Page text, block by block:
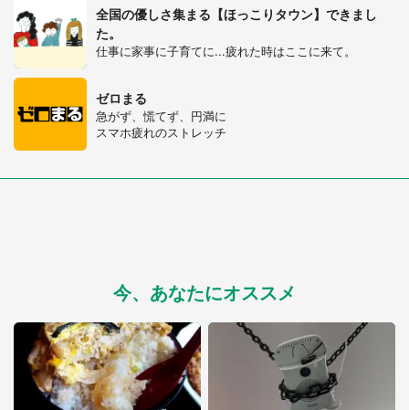
全国の優しさ集まる【ほっこりタウン】できまし
た。
仕事に家事に子育てに...疲れた時はここに来て。
ゼロまる
急がず、慌てず、円満に
スマホ疲れのストレッチ
今、あなたにオススメ